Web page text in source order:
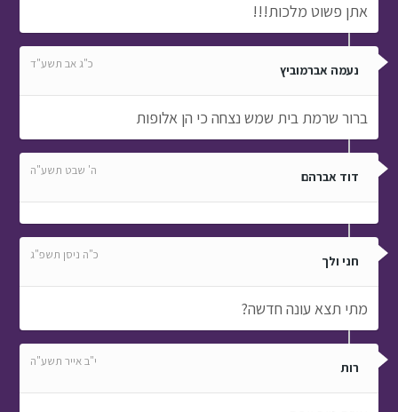
אתן פשוט מלכות!!!
נעמה אברמוביץ כ"ג אב תשע"ד
ברור שרמת בית שמש נצחה כי הן אלופות
דוד אברהם ה' שבט תשע"ה
חני ולך כ"ה ניסן תשפ"ג
מתי תצא עונה חדשה?
רות י"ב אייר תשע"ה